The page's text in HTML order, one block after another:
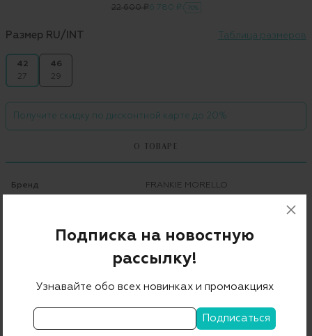
22 600 ₽6 780 ₽ -70%
Размер RU/INT Таблица размеров
42
27
46
29
Получите скидку по дисконтной карте до 20%
О ТОВАРЕ
Бренд FRANKIE MORELLO
98% хлопок 2% эластан
Италия
Страна производства
Подписка на новостную
рассылку!
Узнавайте обо всех новинках и промоакциях